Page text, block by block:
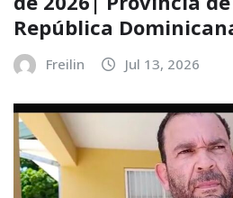
República
Freilin Jul 13, 2026